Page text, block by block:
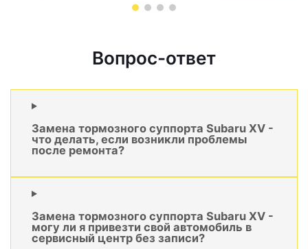
Вопрос-ответ
Замена тормозного суппорта Subaru XV -
что делать, если возникли проблемы
после ремонта?
Замена тормозного суппорта Subaru XV -
могу ли я привезти свой автомобиль в
сервисный центр без записи?